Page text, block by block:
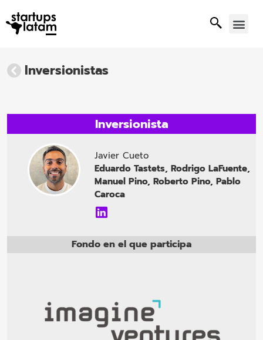
Inversionistas
Inversionista
Javier Cueto
Eduardo Tastets, Rodrigo LaFuente,
Manuel Pino, Roberto Pino, Pablo
Caroca
Fondo en el que participa